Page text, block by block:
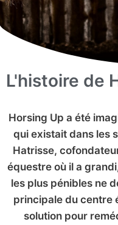
L'histoire de
Horsing Up a été
qui existait dans les
Hatrisse,
équestre où il a
les plus pénibles ne
principale du centre
solution pour